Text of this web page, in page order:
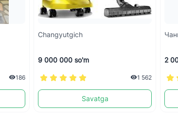
186
Changyutgich
9 000 000 so'm
1 562
Savatga
2